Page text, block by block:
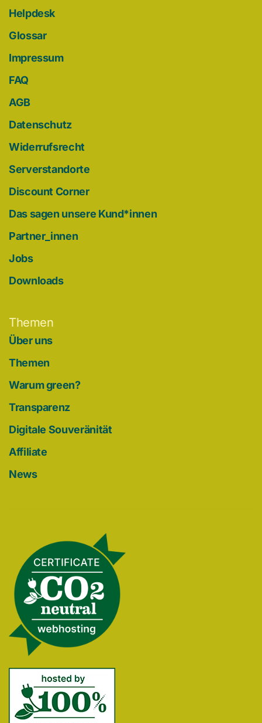
Helpdesk
Glossar
Impressum
FAQ
AGB
Datenschutz
Widerrufsrecht
Serverstandorte
Discount Corner
Das sagen unsere Kund*innen
Partner_innen
Jobs
Downloads
Themen
Über uns
Themen
Warum green?
Transparenz
Digitale Souveränität
Affiliate
News